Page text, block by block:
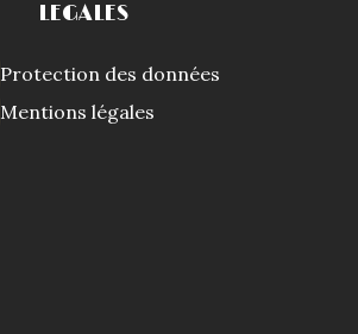
LEGALES
Protection des données
Mentions légales